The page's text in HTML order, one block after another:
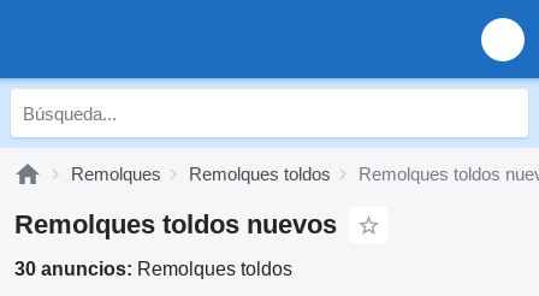
Remolques Remolques toldos Remolques toldos
Remolques toldos nuevos
30 anuncios: Remolques toldos